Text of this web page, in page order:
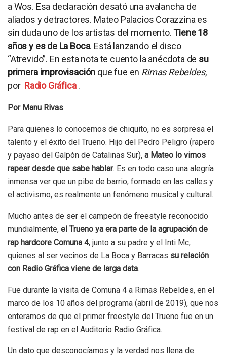
a Wos. Esa declaración desató una avalancha de
aliados y detractores. Mateo Palacios Corazzina es
sin duda uno de los artistas del momento.Tiene 18
años y es de La Boca. Está lanzando el disco
“Atrevido”. En esta nota te cuento la anécdota de su
primera improvisación que fue en Rimas Rebeldes,
por Radio Gráfica .
Por Manu Rivas
Para quienes lo conocemos de chiquito, no es sorpresa el
talento y el éxito del Trueno. Hijo del Pedro Peligro (rapero
y payaso del Galpón de Catalinas Sur), a Mateo lo vimos
rapear desde que sabe hablar. Es en todo caso una alegría
inmensa ver que un pibe de barrio, formado en las calles y
el activismo, es realmente un fenómeno musical y cultural.
Mucho antes de ser el campeón de freestyle reconocido
mundialmente, el Trueno ya era parte de la agrupación de
rap hardcore Comuna 4, junto a su padre y el Inti Mc,
quienes al ser vecinos de La Boca y Barracas su relación
con Radio Gráfica viene de larga data.
Fue durante la visita de Comuna 4 a Rimas Rebeldes, en el
marco de los 10 años del programa (abril de 2019), que nos
enteramos de que el primer freestyle del Trueno fue en un
festival de rap en el Auditorio Radio Gráfica.
Un dato que desconocíamos y la verdad nos llena de